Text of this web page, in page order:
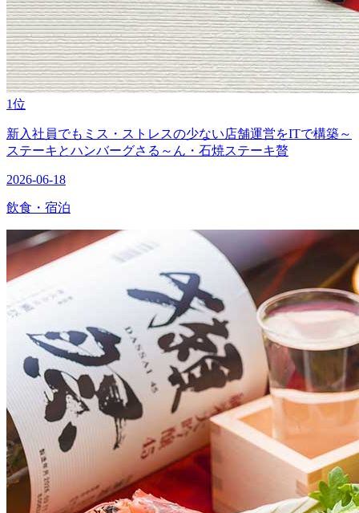
1位
新入社員でもミス・ストレスの少ない店舗運営をITで構築～
ステーキとハンバーグさる～ん・石焼ステーキ贅
2026-06-18
飲食・宿泊